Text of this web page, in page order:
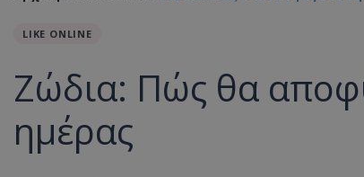
LIKE ONLINE
Ζώδια: Πώς θα
ημέρας